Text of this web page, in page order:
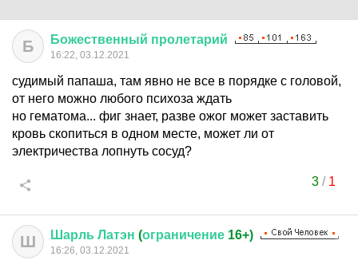
Б Божественный пролетарий
16:22, 03.12.2021
судимый папаша, там явно не все в порядке с головой,
от него можно любого психоза ждать
но гематома... фиг знает, разве ожог может заставить
кровь скопиться в одном месте, может ли от
электричества лопнуть сосуд?
3/ 1
Ш Шарль Латэн (ограничение 16+)
16:26, 03.12.2021